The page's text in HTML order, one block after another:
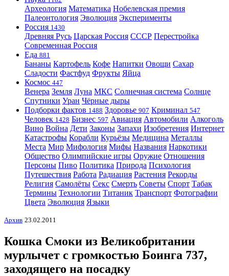
Археология Математика Нобелевская премия
Палеонтология Эволюция Эксперименты
Россия 1430
Древняя Русь Царская Россия СССР Перестройка
Современная Россия
Еда 881
Бананы Картофель Кофе Напитки Овощи Сахар
Сладости Фастфуд Фрукты Яйца
Космос 447
Венера Земля Луна МКС Солнечная система Солнце
Спутники Уран Чёрные дыры
Подборки фактов 1488 Здоровье 907 Криминал 547
Человек 1428 Бизнес 597 Авиация Автомобили Алкоголь
Вино Война Дети Законы Запахи Изобретения Интернет
Катастрофы Корабли Курьёзы Медицина Металлы
Места Мир Мифология Мифы Названия Наркотики
Общество Олимпийские игры Оружие Отношения
Персоны Пиво Политика Природа Психология
Путешествия Работа Радиация Растения Рекорды
Религия Самолёты Секс Смерть Советы Спорт Табак
Термины Технологии Титаник Транспорт Фотографии
Цвета Эволюция Языки
Архив 23.02.2011
Кошка Смоки из Великобритании
мурлычет с громкостью Боинга 737,
заходящего на посадку